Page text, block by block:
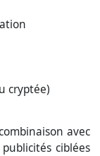
cryptée)
avec
ciblées